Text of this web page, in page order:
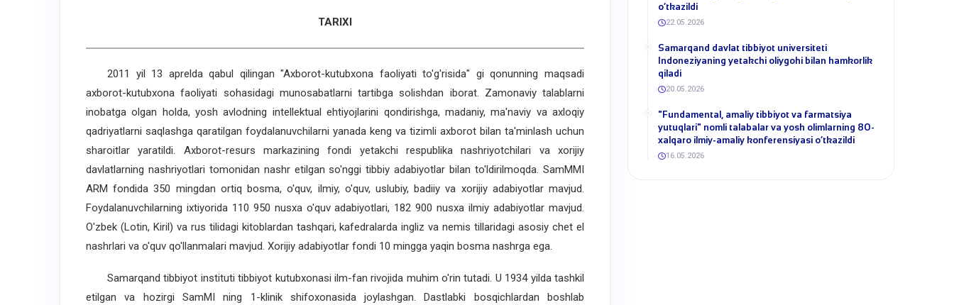
TARIXI
2011 yil 13 aprelda qabul qilingan "Axborot-kutubxona faoliyati to'g'risida" gi qonunning maqsadi
axborot-kutubxona faoliyati sohasidagi munosabatlarni tartibga solishdan iborat. Zamonaviy talablarni
inobatga olgan holda, yosh avlodning intellektual ehtiyojlarini qondirishga, madaniy, ma'naviy va axloqiy
qadriyatlarni saqlashga qaratilgan foydalanuvchilarni yanada keng va tizimli axborot bilan ta'minlash uchun
sharoitlar yaratildi. Axborot-resurs markazining fondi yetakchi respublika nashriyotchilari va xorijiy
davlatlarning nashriyotlari tomonidan nashr etilgan so'nggi tibbiy adabiyotlar bilan to'ldirilmoqda. SamMMI
ARM fondida 350 mingdan ortiq bosma, o'quv, ilmiy, o'quv, uslubiy, badiiy va xorijiy adabiyotlar mavjud.
Foydalanuvchilarning ixtiyorida 110 950 nusxa o'quv adabiyotlari, 182 900 nusxa ilmiy adabiyotlar mavjud.
O'zbek (Lotin, Kiril) va rus tilidagi kitoblardan tashqari, kafedralarda ingliz va nemis tillaridagi asosiy chet el
nashrlari va o'quv qo'llanmalari mavjud. Xorijiy adabiyotlar fondi 10 mingga yaqin bosma nashrga ega.
Samarqand tibbiyot instituti tibbiyot kutubxonasi ilm-fan rivojida muhim o'rin tutadi. U 1934 yilda tashkil
etilgan va hozirgi SamMI ning 1-klinik shifoxonasida joylashgan. Dastlabki bosqichlardan boshlab
o‘tkazildi
22.05.2026
Samarqand davlat tibbiyot universiteti
Indoneziyaning yetakchi oliygohi bilan hamkorlik
qiladi
20.05.2026
​"Fundamental, amaliy tibbiyot va farmatsiya
yutuqlari" nomli talabalar va yosh olimlarning 80-
xalqaro ilmiy-amaliy konferensiyasi o‘tkazildi
16.05.2026